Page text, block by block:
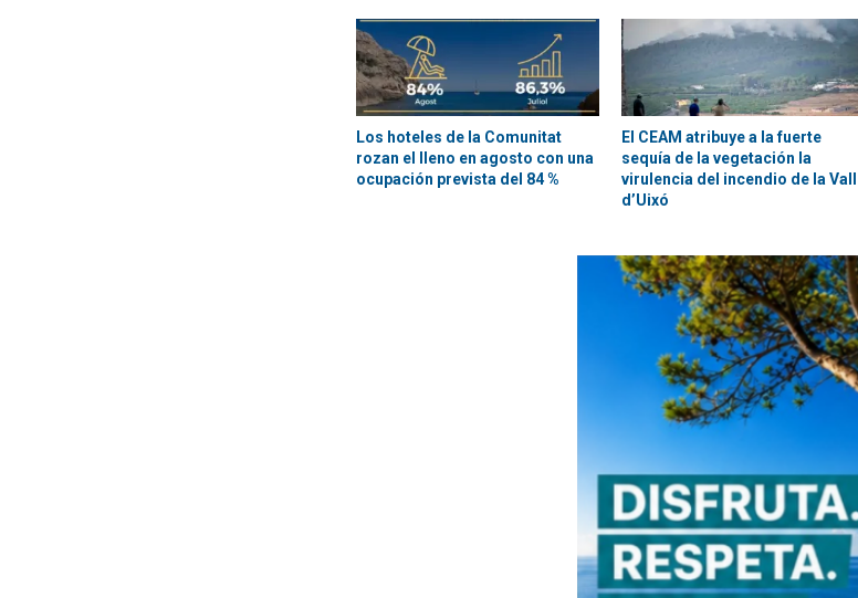
Los hoteles de la Comunitat
rozan el lleno en agosto con una
ocupación prevista del 84 %
El CEAM atribuye a la fuerte
sequía de la vegetación la
virulencia del incendio de la Vall
d’Uixó